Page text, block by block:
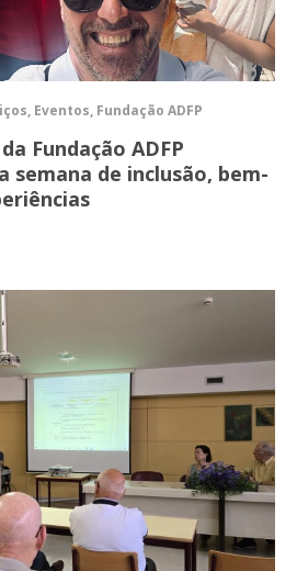
Eventos, Fundação ADFP
Fundação ADFP
semana de inclusão, bem-